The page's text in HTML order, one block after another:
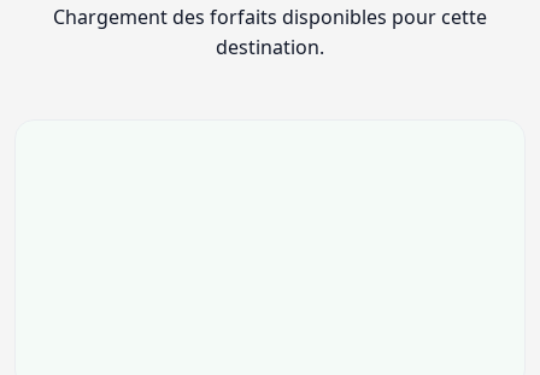
Chargement des forfaits disponibles pour cette
destination.